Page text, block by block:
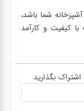
شما باشد،
کیفیت و کارآمد
اشتراک بگذارید